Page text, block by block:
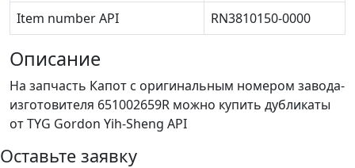
Item number API
RN3810150-0000
Описание
На запчасть Капот с оригинальным номером завода-
изготовителя 651002659R можно купить дубликаты
от TYG Gordon Yih-Sheng API
Оставьте заявку